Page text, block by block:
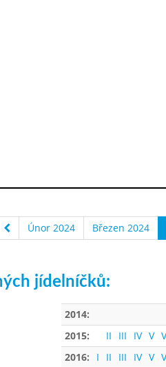
Únor 2024 Březen 2024
jídelníčků:
2014:
2015:
II III IV V
2016:
I II III IV V